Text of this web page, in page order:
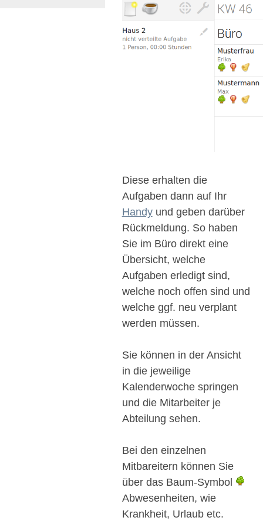
Diese erhalten die
Aufgaben dann auf Ihr
Handyund geben darüber
Rückmeldung. So haben
Sie im Büro direkt eine
Übersicht, welche
Aufgaben erledigt sind,
welche noch offen sind und
welche ggf. neu verplant
werden müssen.
Sie können in der Ansicht
in die jeweilige
Kalenderwoche springen
und die Mitarbeiter je
Abteilung sehen.
Bei den einzelnen
Mitbareitern können Sie
über das Baum-Symbol
Abwesenheiten, wie
Krankheit, Urlaub etc.